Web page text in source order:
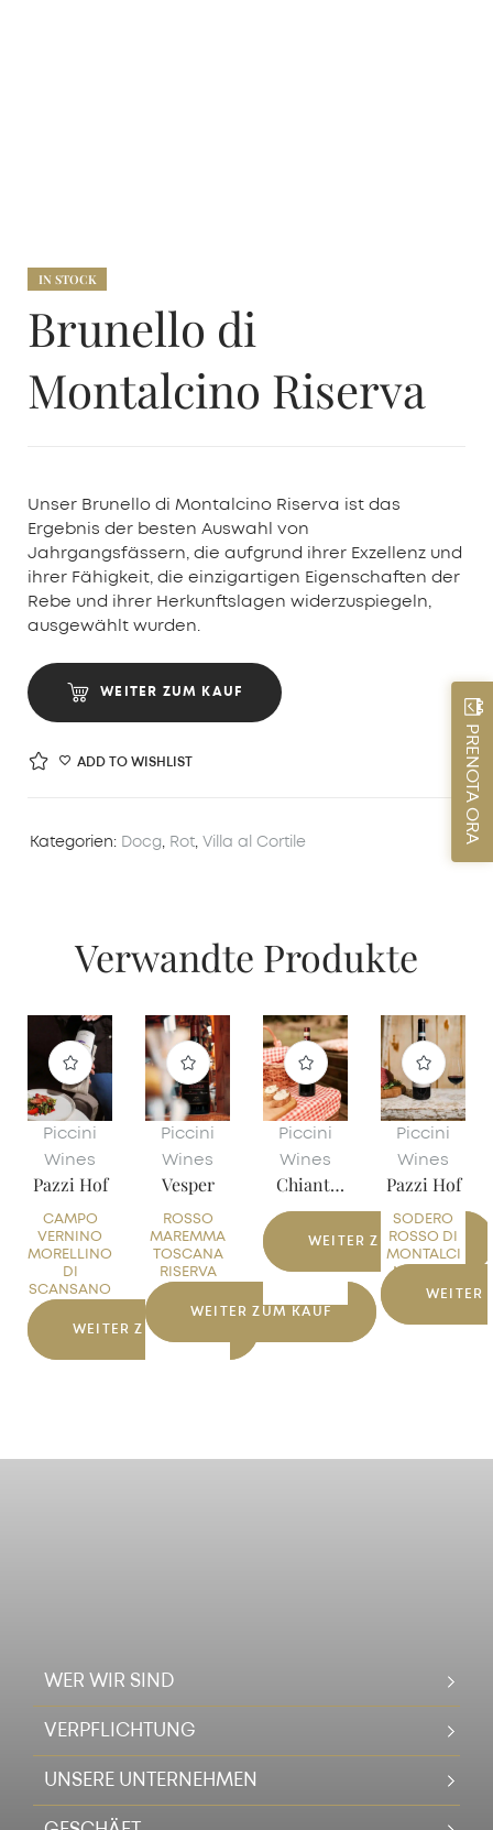
IN STOCK
Brunello di
Montalcino Riserva
Unser Brunello di Montalcino Riserva ist das
Ergebnis der besten Auswahl von
Jahrgangsfässern, die aufgrund ihrer Exzellenz und
ihrer Fähigkeit, die einzigartigen Eigenschaften der
Rebe und ihrer Herkunftslagen widerzuspiegeln,
ausgewählt wurden.
WEITER ZUM KAUF
ADD TO WISHLIST
Kategorien: Docg, Rot, Villa al Cortile
Verwandte Produkte
Piccini
Wines
Pazzi Hof
CAMPO
VERNINO
MORELLINO
DI
SCANSANO
DOCG
WEITER ZUM KAUF
Piccini
Wines
Vesper
ROSSO
MAREMMA
TOSCANA
RISERVA
WEITER ZUM KAUF
Piccini
Wines
Chianti
Classico
DOCG
WEITER ZUM KAUF
Piccini
Wines
Pazzi Hof
SODERO
ROSSO DI
MONTALCI
NO DOC
WEITER
WER WIR SIND
VERPFLICHTUNG
UNSERE UNTERNEHMEN
PRENOTA ORA